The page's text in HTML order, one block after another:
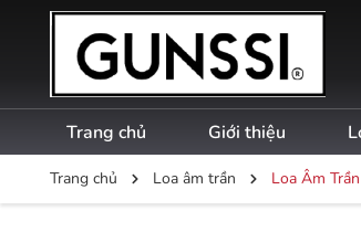
Trang chủ Giới thiệu
Trang chủ Loa âm trần Loa Âm